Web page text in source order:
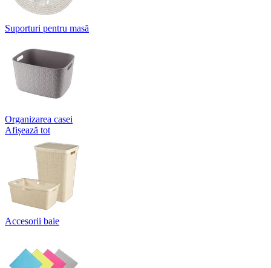
Suporturi pentru masă
Organizarea casei
Afișează tot
Accesorii baie